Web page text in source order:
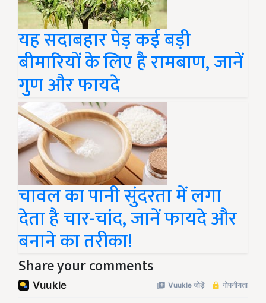
यह सदाबहार पेड़ कई बड़ी
बीमारियों के लिए है रामबाण, जानें
गुण और फायदे
चावल का पानी सुंदरता में लगा
देता है चार-चांद, जानें फायदे और
बनाने का तरीका!
Share your comments